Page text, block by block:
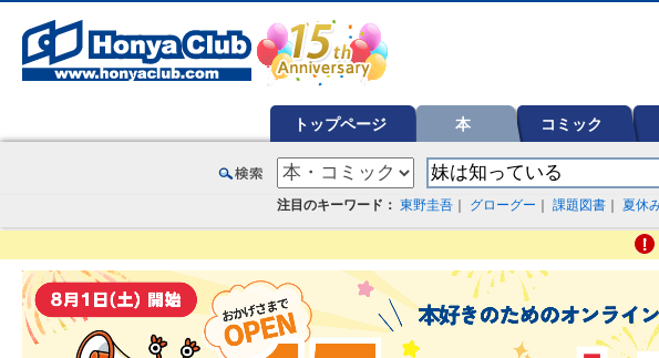
トップページ 本 コミック
注目のキーワード： 東野圭吾 グローグー 課題図書 夏休